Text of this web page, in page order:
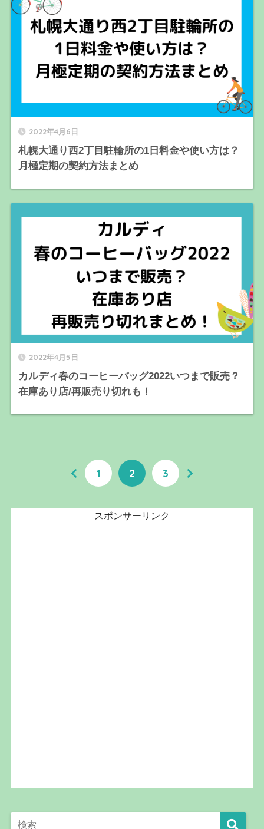
2022年4月6日
札幌大通り西2丁目駐輪所の1日料金や使い方は？
月極定期の契約方法まとめ
2022年4月5日
カルディ春のコーヒーバッグ2022いつまで販売？
在庫あり店/再販売り切れも！
1 2 3
スポンサーリンク